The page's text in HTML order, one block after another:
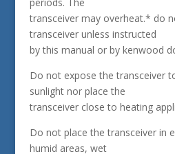
transceiver may overheat.* do
transceiver unless instructed
by this manual or by kenwood
Do not expose the transceiver
sunlight nor place the
transceiver close to heating
Do not place the transceiver in
humid areas, wet